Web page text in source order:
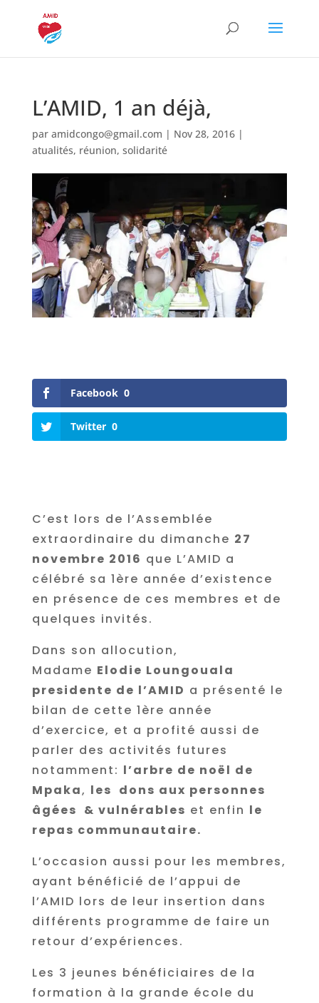
L’AMID, 1 an déjà,
par amidcongo@gmail.com | Nov 28, 2016|
atualités, réunion, solidarité
Facebook 0
Twitter 0
C’est lors de l’Assemblée
extraordinaire du dimanche 27
novembre 2016 que L’AMID a
célébré sa 1ère année d’existence
en présence de ces membres et de
quelques invités.
Dans son allocution,
Madame Elodie Loungouala
presidente de l’AMID a présenté le
bilan de cette 1ère année
d’exercice, et a profité aussi de
parler des activités futures
notamment: l’arbre de noël de
Mpaka, les dons aux personnes
âgées & vulnérables et enfin le
repas communautaire.
L’occasion aussi pour les membres,
ayant bénéficié de l’appui de
l’AMID lors de leur insertion dans
différents programme de faire un
retour d’expériences.
Les 3 jeunes bénéficiaires de la
formation à la grande école du